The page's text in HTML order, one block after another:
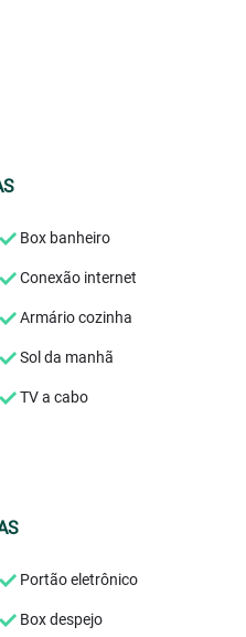
Box banheiro
Conexão internet
Armário cozinha
Sol da manhã
TV a cabo
Portão eletrônico
Box despejo